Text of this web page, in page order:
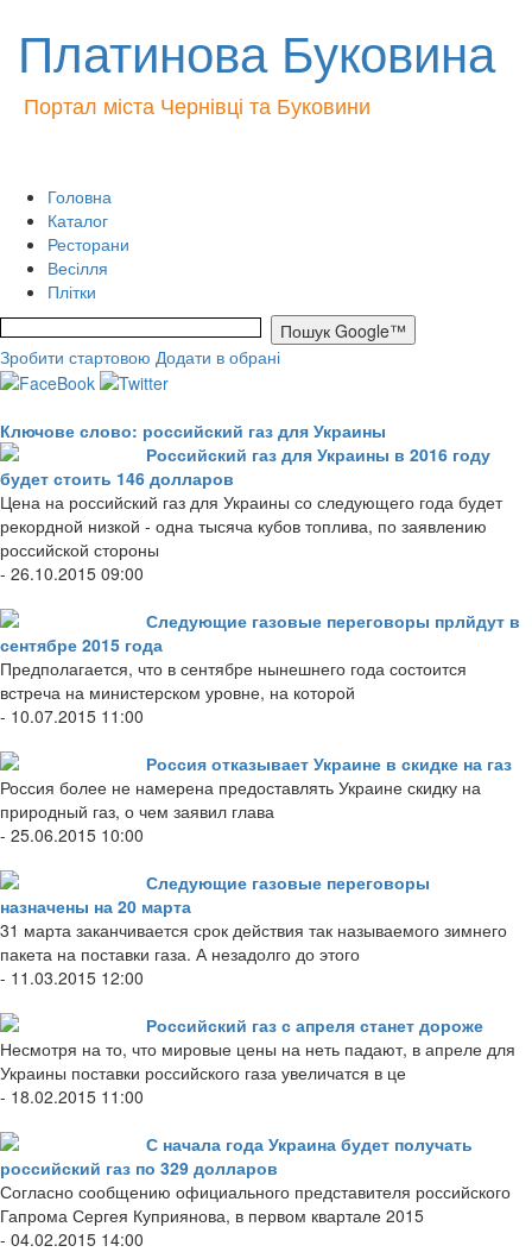
Платинова Буковина
Портал міста Чернівці та Буковини
Головна
Каталог
Ресторани
Весілля
Плітки
Зробити стартовою Додати в обрані
Ключове слово: российский газ для Украины
Российский газ для Украины в 2016 году
будет стоить 146 долларов
Цена на российский газ для Украины со следующего года будет
рекордной низкой - одна тысяча кубов топлива, по заявлению
российской стороны
- 26.10.2015 09:00
Следующие газовые переговоры прлйдут в
сентябре 2015 года
Предполагается, что в сентябре нынешнего года состоится
встреча на министерском уровне, на которой
- 10.07.2015 11:00
Россия отказывает Украине в скидке на газ
Россия более не намерена предоставлять Украине скидку на
природный газ, о чем заявил глава
- 25.06.2015 10:00
Следующие газовые переговоры
назначены на 20 марта
31 марта заканчивается срок действия так называемого зимнего
пакета на поставки газа. А незадолго до этого
- 11.03.2015 12:00
Российский газ с апреля станет дороже
Несмотря на то, что мировые цены на неть падают, в апреле для
Украины поставки российского газа увеличатся в це
- 18.02.2015 11:00
С начала года Украина будет получать
российский газ по 329 долларов
Согласно сообщению официального представителя российского
Гапрома Сергея Куприянова, в первом квартале 2015
- 04.02.2015 14:00